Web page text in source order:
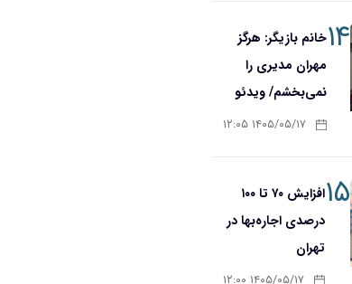
۱۴خانم بازیگر: هرگز
مهران مدیری را
نمی‌بخشم/ ویدئو
۱۴۰۵/۰۵/۱۷ ۱۲:۰۵
۱۵
افزایش ۷۰ تا ۱۰۰
درصدی اجاره‌بها در
تهران